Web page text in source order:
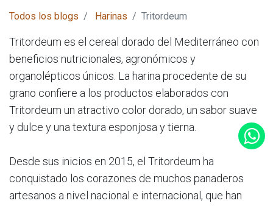
Todos los blogs Harinas Tritordeum
Tritordeum es el cereal dorado del Mediterráneo con
beneficios nutricionales, agronómicos y
organolépticos únicos. La harina procedente de su
grano confiere a los productos elaborados con
Tritordeum un atractivo color dorado, un sabor suave
y dulce y una textura esponjosa y tierna.
Desde sus inicios en 2015, el Tritordeum ha
conquistado los corazones de muchos panaderos
artesanos a nivel nacional e internacional, que han